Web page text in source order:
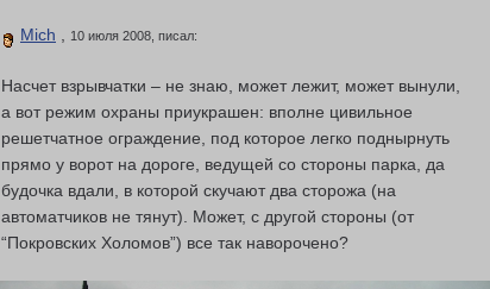
Mich 10 июля 2008, писал:
Насчет взрывчатки – не знаю, может лежит, может вынули,
а вот режим охраны приукрашен: вполне цивильное
решетчатное ограждение, под которое легко поднырнуть
прямо у ворот на дороге, ведущей со стороны парка, да
будочка вдали, в которой скучают два сторожа (на
автоматчиков не тянут). Может, с другой стороны (от
“Покровских Холомов”) все так наворочено?